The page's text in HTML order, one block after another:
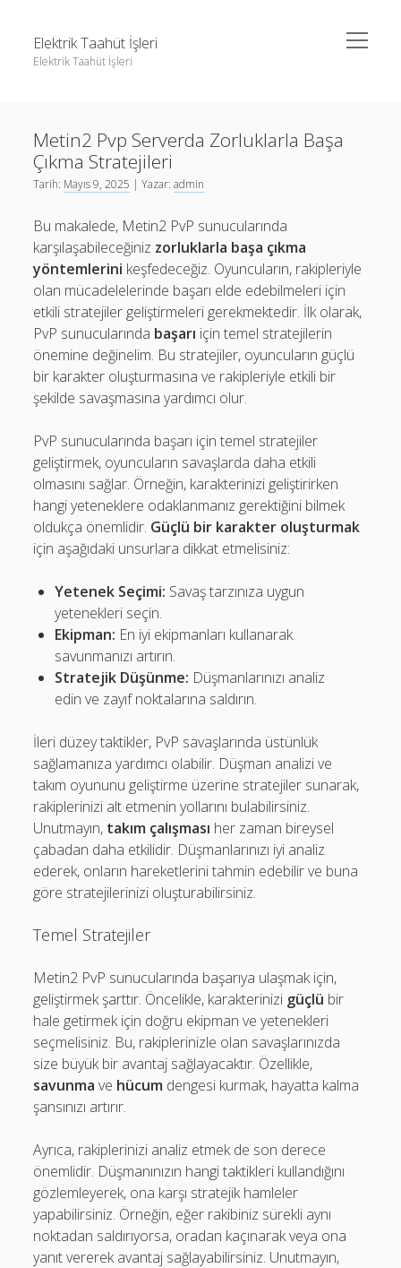
Elektrik Taahüt İşleri
Elektrik Taahüt İşleri
menüyü
aç
Liste
Sayfa Listesi
Ücretsiz Instagram Bayan Takipçi Hilesi
Instagram Gizli Story İzleme
Sayfa Listesi
Tiktok Takipçi Hilesi Şifresiz
Ücretsiz Instagram Bayan Takipçi Hilesi
Metin2 Pvp Serverda Zorluklarla Başa
Çıkma Stratejileri
Tarih: Mayıs 9, 2025 | Yazar:admin
Bu makalede, Metin2 PvP sunucularında
karşılaşabileceğiniz zorluklarla başa çıkma
yöntemlerini keşfedeceğiz. Oyuncuların, rakipleriyle
olan mücadelelerinde başarı elde edebilmeleri için
etkili stratejiler geliştirmeleri gerekmektedir. İlk olarak,
PvP sunucularında başarı için temel stratejilerin
önemine değinelim. Bu stratejiler, oyuncuların güçlü
bir karakter oluşturmasına ve rakipleriyle etkili bir
şekilde savaşmasına yardımcı olur.
PvP sunucularında başarı için temel stratejiler
geliştirmek, oyuncuların savaşlarda daha etkili
olmasını sağlar. Örneğin, karakterinizi geliştirirken
hangi yeteneklere odaklanmanız gerektiğini bilmek
oldukça önemlidir. Güçlü bir karakter oluşturmak
için aşağıdaki unsurlara dikkat etmelisiniz:
Yetenek Seçimi: Savaş tarzınıza uygun
yetenekleri seçin.
Ekipman: En iyi ekipmanları kullanarak
savunmanızı artırın.
Stratejik Düşünme: Düşmanlarınızı analiz
edin ve zayıf noktalarına saldırın.
İleri düzey taktikler, PvP savaşlarında üstünlük
sağlamanıza yardımcı olabilir. Düşman analizi ve
takım oyununu geliştirme üzerine stratejiler sunarak,
rakiplerinizi alt etmenin yollarını bulabilirsiniz.
Unutmayın, takım çalışması her zaman bireysel
çabadan daha etkilidir. Düşmanlarınızı iyi analiz
ederek, onların hareketlerini tahmin edebilir ve buna
göre stratejilerinizi oluşturabilirsiniz.
Temel Stratejiler
Metin2 PvP sunucularında başarıya ulaşmak için,
geliştirmek şarttır. Öncelikle, karakterinizi güçlü bir
hale getirmek için doğru ekipman ve yetenekleri
seçmelisiniz. Bu, rakiplerinizle olan savaşlarınızda
size büyük bir avantaj sağlayacaktır. Özellikle,
savunma ve hücum dengesi kurmak, hayatta kalma
şansınızı artırır.
Ayrıca, rakiplerinizi analiz etmek de son derece
önemlidir. Düşmanınızın hangi taktikleri kullandığını
gözlemleyerek, ona karşı stratejik hamleler
yapabilirsiniz. Örneğin, eğer rakibiniz sürekli aynı
noktadan saldırıyorsa, oradan kaçınarak veya ona
yanıt vererek avantaj sağlayabilirsiniz. Unutmayın,